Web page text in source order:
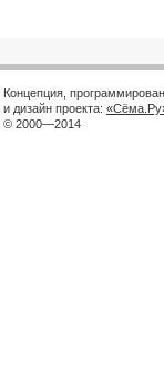
Концепция,
и дизайн проекта:
© 2000—2014